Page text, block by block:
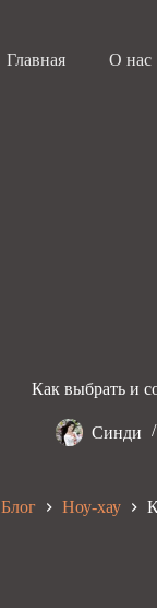
Главная О нас
Как выбрать и
Синди
Блог Ноу-хау